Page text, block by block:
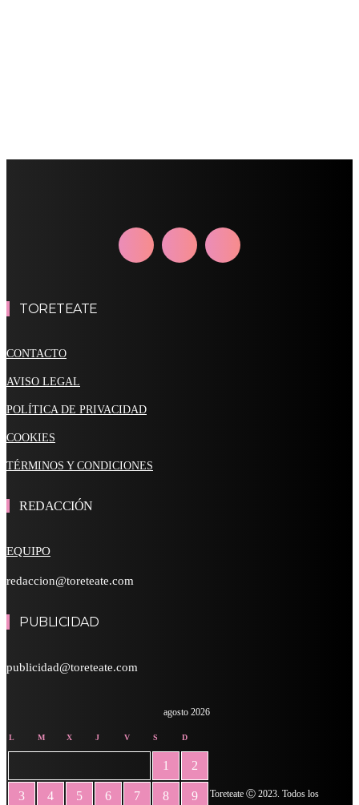
TORETEATE
CONTACTO
AVISO LEGAL
POLÍTICA DE PRIVACIDAD
COOKIES
TÉRMINOS Y CONDICIONES
REDACCIÓN
EQUIPO
redaccion@toreteate.com
PUBLICIDAD
publicidad@toreteate.com
agosto 2026
L M X J V S D
1 2
3 4 5 6 7 8 9 Toreteate Ⓒ 2023. Todos los